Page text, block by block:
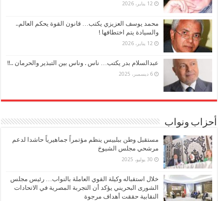
12 يناير، 2026
محمد يوسف العزيزي يكتب… قانون القوة يحكم العالم..
والسيادة يتم اختطافها !
12 يناير، 2026
عبدالسلام بدر يكتب… ناس . وناس بين التبذير والحرمان ..!!
6 ديسمبر، 2025
أحزاب ونواب
مستقبل وطن ببلبيس ينظم مؤتمراً جماهيرياً حاشدا لدعم
مرشحي مجلس الشيوخ
30 يوليو، 2025
خلال استقباله وكيلة القوي العاملة بالنواب… رئيس مجلس
الشورى البحريني يؤكد أن التجربة المصرية في الاتحادات
النقابية حققت أهداف مرجوة